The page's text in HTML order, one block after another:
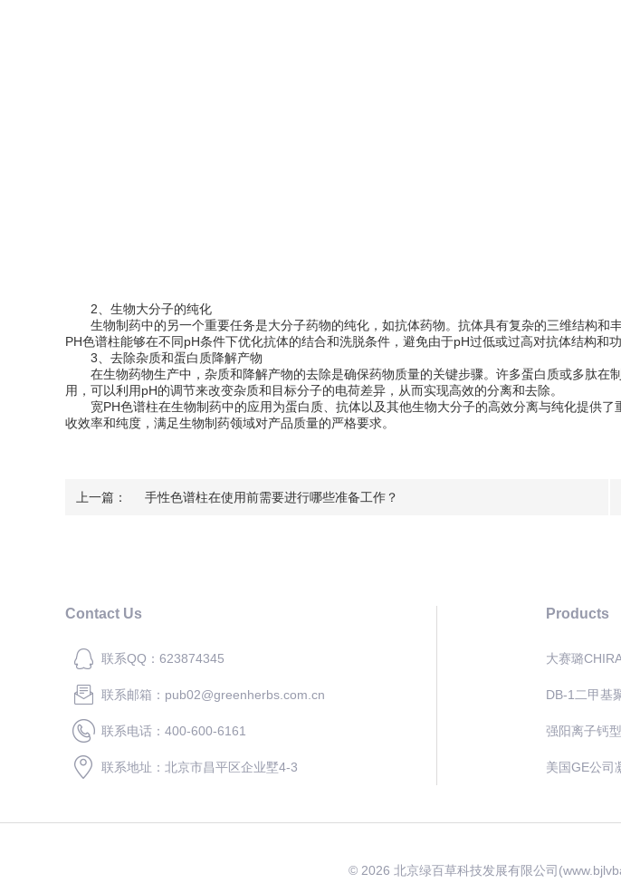
2、生物大分子的纯化
生物制药中的另一个重要任务是大分子药物的纯化，如抗体药物。抗体具有复杂的三维结构和
PH色谱柱能够在不同pH条件下优化抗体的结合和洗脱条件，避免由于pH过低或过高对抗体结构和
3、去除杂质和蛋白质降解产物
在生物药物生产中，杂质和降解产物的去除是确保药物质量的关键步骤。许多蛋白质或多肽在
用，可以利用pH的调节来改变杂质和目标分子的电荷差异，从而实现高效的分离和去除。
宽PH色谱柱在生物制药中的应用为蛋白质、抗体以及其他生物大分子的高效分离与纯化提供了
收效率和纯度，满足生物制药领域对产品质量的严格要求。
上一篇： 手性色谱柱在使用前需要进行哪些准备工作？
Contact Us
联系QQ：623874345
联系邮箱：pub02@greenherbs.com.cn
联系电话：400-600-6161
联系地址：北京市昌平区企业墅4-3
Products
大赛璐
DB-1二甲基
强阳离子钙
美国GE公司
© 2026 北京绿百草科技发展有限公司